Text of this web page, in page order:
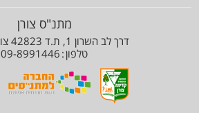
מתנ"ס צורן
דרך לב השרון 1, ת.ד 42823 צורן 42823
טלפון 09-8991446